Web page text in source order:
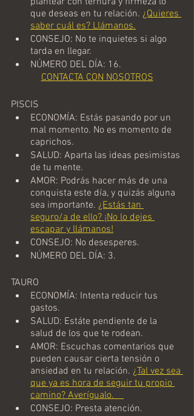
que deseas en tu relación. ¿Quieres
saber cuál es? Llámanos.
CONSEJO: No te inquietes si algo
tarda en llegar.
NÚMERO DEL DÍA: 16.
CONTACTA CON NOSOTROS
PISCIS
ECONOMÍA: Estás pasando por un
mal momento. No es momento de
caprichos.
SALUD: Aparta las ideas pesimistas
de tu mente.
AMOR: Podrás hacer más de una
conquista este día, y quizás alguna
sea importante. ¿Estás tan
seguro/a de ello? ¡No lo dejes
escapar y llámanos!
CONSEJO: No desesperes.
NÚMERO DEL DÍA: 3.
TAURO
ECONOMÍA: Intenta reducir tus
gastos.
SALUD: Estáte pendiente de la
salud de los que te rodean.
AMOR: Escuchas comentarios que
pueden causar cierta tensión o
ansiedad en tu relación. ¿Tal vez sea
que ya es hora de seguir tu propio
camino? Averígualo.
CONSEJO: Presta atención.